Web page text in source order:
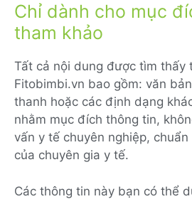
Chỉ dành cho mục
tham khảo
Tất cả nội dung được tìm thấy
Fitobimbi.vn bao gồm: văn
thanh hoặc các định dạng
nhằm mục đích thông tin,
vấn y tế chuyên nghiệp,
của chuyên gia y tế.
Các thông tin này bạn có thể